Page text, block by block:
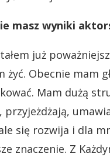
masz wyniki
już
żyć. Obecnie mam
Mam dużą
przyjeżdżają,
się rozwija i dla
znaczenie. Z